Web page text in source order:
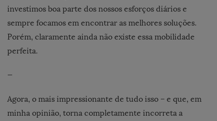
investimos boa parte dos nossos esforços diários e
sempre focamos em encontrar as melhores soluções.
Porém, claramente ainda não existe essa mobilidade
perfeita.
—
Agora, o mais impressionante de tudo isso – e que, em
minha opinião, torna completamente incorreta a